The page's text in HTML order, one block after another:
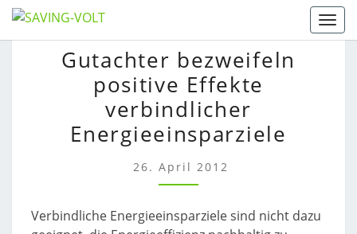
Skip
to
GUTACHTER
BEZWEIFELN
POSITIVE
EFFEKTE
VERBINDLICHER
ENERGIEEINSPARZIELE
Gutachter bezweifeln
positive Effekte
verbindlicher
Energieeinsparziele
26. April 2012
Verbindliche Energieeinsparziele sind nicht dazu